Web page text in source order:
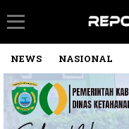
NEWS NASIONAL